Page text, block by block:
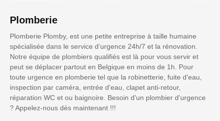
Plomberie
Plomberie Plomby, est une petite entreprise à taille humaine
spécialisée dans le service d’urgence 24h/7 et la rénovation.
Notre équipe de plombiers qualifiés est là pour vous servir et
peut se déplacer partout en Belgique en moins de 1h. Pour
toute urgence en plomberie tel que la robinetterie, fuite d'eau,
inspection par caméra, entrée d'eau, clapet anti-retour,
réparation WC et ou baignoire. Besoin d'un plombier d'urgence
? Appelez-nous dès maintenant !!!